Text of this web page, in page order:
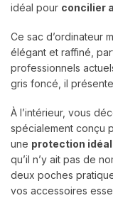
idéal pour concilier
Ce sac d’ordinateur
élégant et raffiné,
professionnels
gris foncé, il
À l’intérieur, vous
spécialement conçu
une protection
qu’il n’y ait pas de
deux poches
vos accessoires